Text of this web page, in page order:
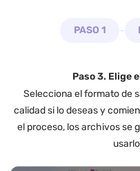
PASO 1
Paso 3. Elige
Selecciona el formato de
calidad si lo deseas y
el proceso, los archivos se